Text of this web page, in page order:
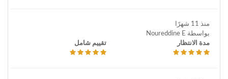
منذ 11 شهرًا
بواسطة Noureddine E
مدة الانتظار
تقييم شامل